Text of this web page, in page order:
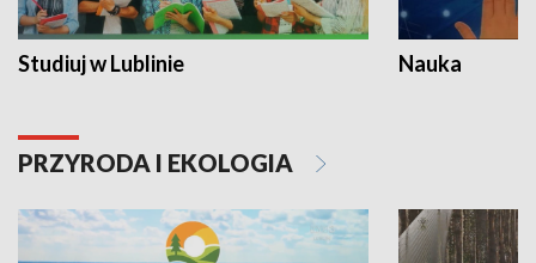
Studiuj w Lublinie Nauka
PRZYRODA I EKOLOGIA